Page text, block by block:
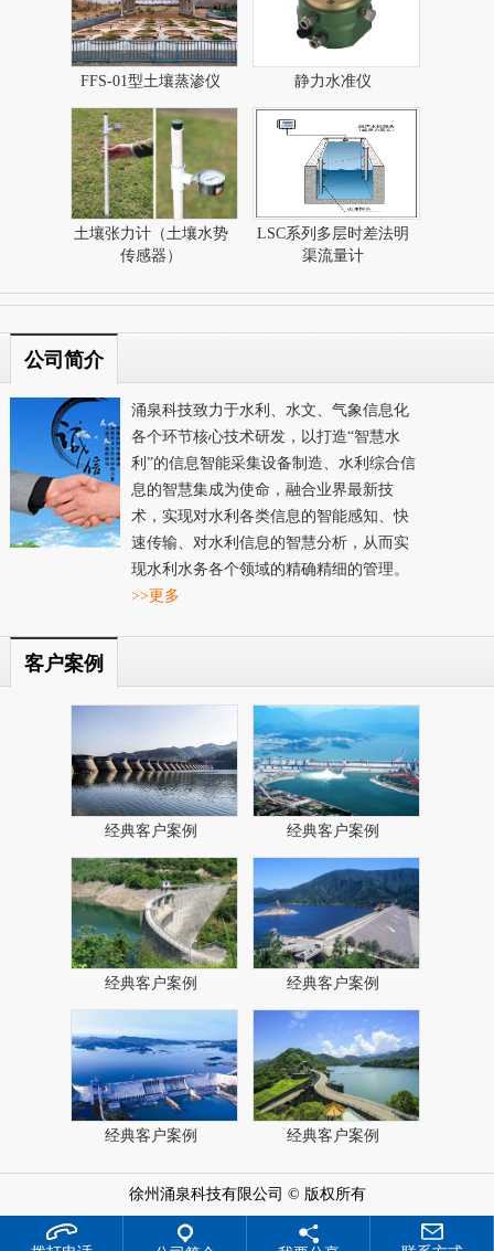
FFS-01型土壤蒸渗仪 静力水准仪
土壤张力计（土壤水势
传感器）
LSC系列多层时差法明
渠流量计
公司简介
涌泉科技致力于水利、水文、气象信息化
各个环节核心技术研发，以打造“智慧水
利”的信息智能采集设备制造、水利综合信
息的智慧集成为使命，融合业界最新技
术，实现对水利各类信息的智能感知、快
速传输、对水利信息的智慧分析，从而实
现水利水务各个领域的精确精细的管理。
>>更多
客户案例
经典客户案例 经典客户案例
经典客户案例 经典客户案例
经典客户案例 经典客户案例
徐州涌泉科技有限公司 © 版权所有